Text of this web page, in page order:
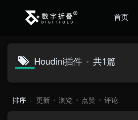
首页
Houdini插件 共1篇
排序 更新 浏览 点赞 评论